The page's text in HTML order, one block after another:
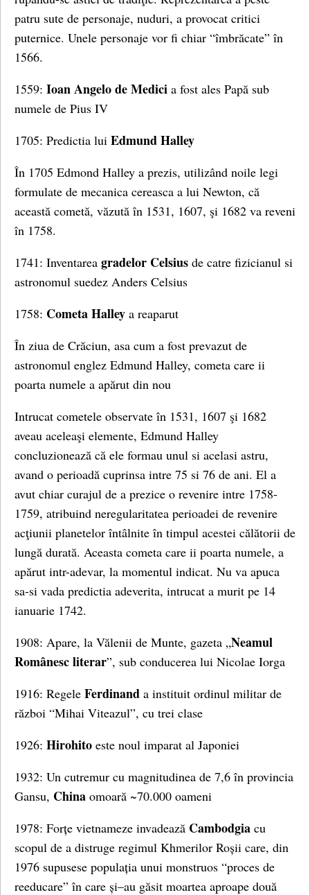
patru sute de personaje, nuduri, a provocat critici
puternice. Unele personaje vor fi chiar “îmbrăcate” în
1566.
1559: Ioan Angelo de Medici a fost ales Papă sub
numele de Pius IV
1705: Predictia lui Edmund Halley
În 1705 Edmond Halley a prezis, utilizând noile legi
formulate de mecanica cereasca a lui Newton, că
această cometă, văzută în 1531, 1607, şi 1682 va reveni
în 1758.
1741: Inventarea gradelor Celsius de catre fizicianul si
astronomul suedez Anders Celsius
1758: Cometa Halley a reaparut
În ziua de Crăciun, asa cum a fost prevazut de
astronomul englez Edmund Halley, cometa care ii
poarta numele a apărut din nou
Intrucat cometele observate în 1531, 1607 şi 1682
aveau aceleaşi elemente, Edmund Halley
concluzionează că ele formau unul si acelasi astru,
avand o perioadă cuprinsa intre 75 si 76 de ani. El a
avut chiar curajul de a prezice o revenire intre 1758-
1759, atribuind neregularitatea perioadei de revenire
acţiunii planetelor întâlnite în timpul acestei călătorii de
lungă durată. Aceasta cometa care ii poarta numele, a
apărut intr-adevar, la momentul indicat. Nu va apuca
sa-si vada predictia adeverita, intrucat a murit pe 14
ianuarie 1742.
1908: Apare, la Vălenii de Munte, gazeta „Neamul
Românesc literar”, sub conducerea lui Nicolae Iorga
1916: Regele Ferdinand a instituit ordinul militar de
război “Mihai Viteazul”, cu trei clase
1926: Hirohito este noul imparat al Japoniei
1932: Un cutremur cu magnitudinea de 7,6 în provincia
Gansu, China omoară ~70.000 oameni
1978: Forțe vietnameze invadează Cambodgia cu
scopul de a distruge regimul Khmerilor Roșii care, din
1976 supusese populația unui monstruos “proces de
reeducare” în care și–au găsit moartea aproape două